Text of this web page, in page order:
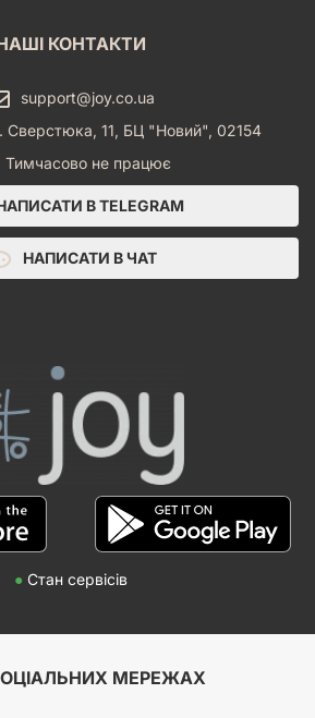
КОНТАКТИ
support@joy.co.ua
Сверстюка, 11, БЦ "Новий", 02154
Тимчасово не працює
В TELEGRAM
НАПИСАТИ В ЧАТ
● Стан сервісів
МЕРЕЖАХ